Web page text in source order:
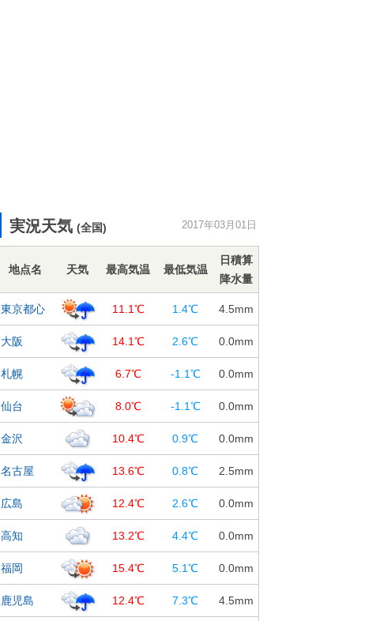
実況天気 (全国) 2017年03月01日
地点名 天気 最高気温 最低気温
日積算
降水量
東京都心 11.1℃ 1.4℃ 4.5mm
大阪 14.1℃ 2.6℃ 0.0mm
札幌 6.7℃ -1.1℃ 0.0mm
仙台 8.0℃ -1.1℃ 0.0mm
金沢 10.4℃ 0.9℃ 0.0mm
名古屋 13.6℃ 0.8℃ 2.5mm
広島 12.4℃ 2.6℃ 0.0mm
高知 13.2℃ 4.4℃ 0.0mm
福岡 15.4℃ 5.1℃ 0.0mm
鹿児島 12.4℃ 7.3℃ 4.5mm